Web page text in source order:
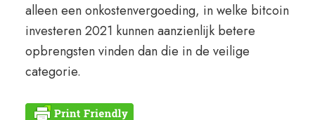
alleen een onkostenvergoeding, in welke bitcoin
investeren 2021 kunnen aanzienlijk betere
opbrengsten vinden dan die in de veilige
categorie.